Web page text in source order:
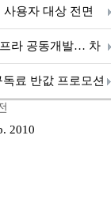
용자 대상 전면
라 공동개발… 차
료 반값 프로모션
2010